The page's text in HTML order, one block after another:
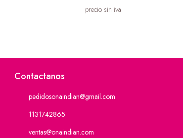
precio sin iva
Contactanos
pedidosonaindian@gmail.com
1131742865
ventas@onaindian.com